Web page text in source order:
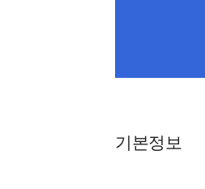
기본정보